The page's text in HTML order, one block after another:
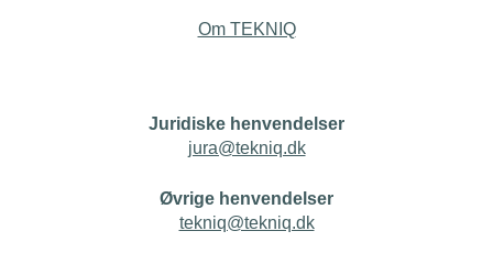
Om TEKNIQ
Juridiske henvendelser
jura@tekniq.dk
Øvrige henvendelser
tekniq@tekniq.dk